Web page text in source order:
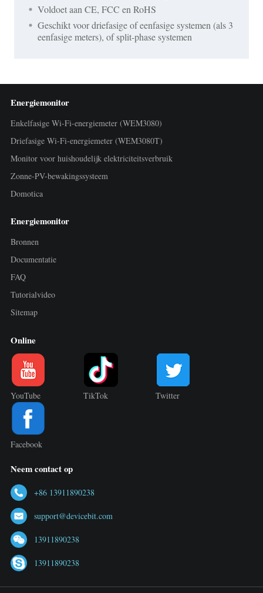
Voldoet aan CE, FCC en RoHS
Geschikt voor driefasige of eenfasige systemen (als 3
eenfasige meters), of split-phase systemen
Energiemonitor
Enkelfasige Wi-Fi-energiemeter (WEM3080)
Driefasige Wi-Fi-energiemeter (WEM3080T)
Monitor voor huishoudelijk elektriciteitsverbruik
Zonne-PV-bewakingssysteem
Domotica
Energiemonitor
Bronnen
Documentatie
FAQ
Tutorialvideo
Sitemap
Online
YouTube TikTok Twitter
Facebook
Neem contact op
+86 13911890238
support@devicebit.com
13911890238
13911890238